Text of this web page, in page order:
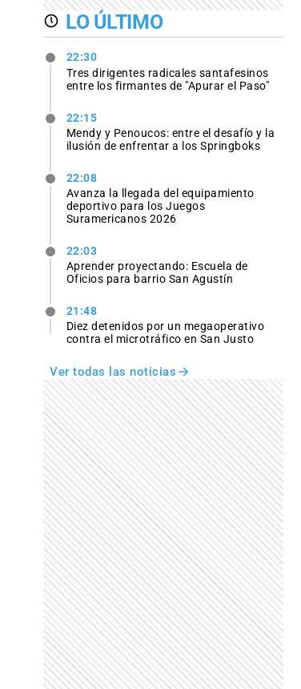
LO ÚLTIMO
22:30
Tres dirigentes radicales santafesinos
entre los firmantes de "Apurar el Paso"
22:15
Mendy y Penoucos: entre el desafío y la
ilusión de enfrentar a los Springboks
22:08
Avanza la llegada del equipamiento
deportivo para los Juegos
Suramericanos 2026
22:03
Aprender proyectando: Escuela de
Oficios para barrio San Agustín
21:48
Diez detenidos por un megaoperativo
contra el microtráfico en San Justo
Ver todas las noticias